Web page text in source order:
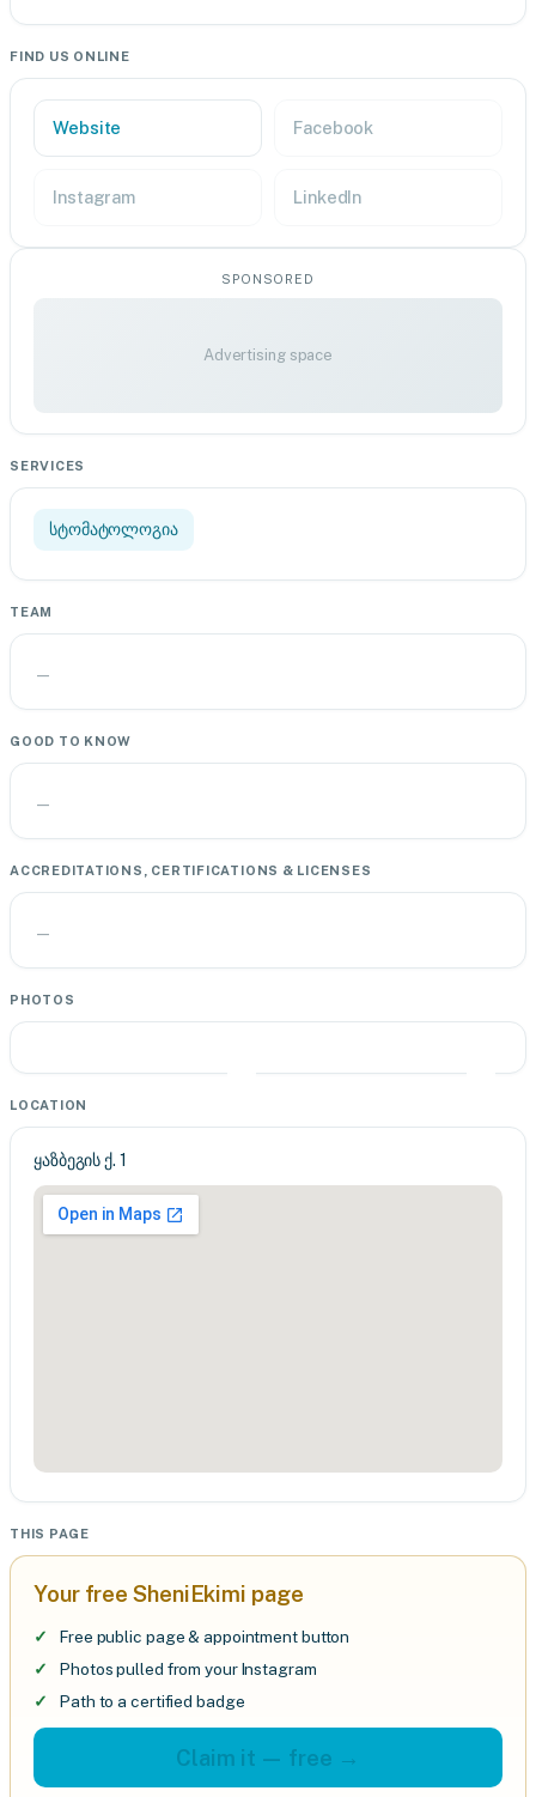
FIND US ONLINE
Website Facebook
Instagram LinkedIn
SPONSORED
Advertising space
SERVICES
სტომატოლოგია
TEAM
—
GOOD TO KNOW
—
ACCREDITATIONS, CERTIFICATIONS & LICENSES
—
PHOTOS
LOCATION
ყაზბეგის ქ. 1
THIS PAGE
Your free SheniEkimi page
Free public page & appointment button
Photos pulled from your Instagram
Path to a certified badge
Claim it — free →